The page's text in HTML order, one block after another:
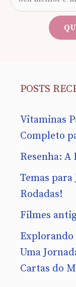
POSTS
Vitaminas
Completo
Resenha:
Temas para
Rodadas!
Filmes
Explorando
Uma
Cartas do